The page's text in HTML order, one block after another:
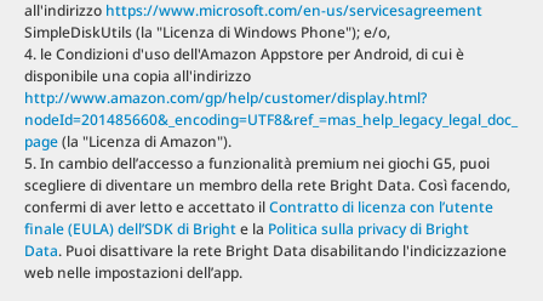
all'indirizzo https://www.microsoft.com/en-us/servicesagreement
SimpleDiskUtils (la "Licenza di Windows Phone"); e/o,
le Condizioni d'uso dell'Amazon Appstore per Android, di cui è
disponibile una copia all'indirizzo
http://www.amazon.com/gp/help/customer/display.html?
nodeId=201485660&_encoding=UTF8&ref_=mas_help_legacy_legal_doc_
page(la "Licenza di Amazon").
In cambio dell’accesso a funzionalità premium nei giochi G5, puoi
scegliere di diventare un membro della rete Bright Data. Così facendo,
confermi di aver letto e accettato ilContratto di licenza con l’utente
finale (EULA) dell’SDK di Brighte la Politica sulla privacy di Bright
Data. Puoi disattivare la rete Bright Data disabilitando l'indicizzazione
web nelle impostazioni dell’app.